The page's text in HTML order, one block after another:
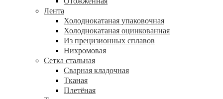
Лента
Холоднокатаная упаковочная
Холоднокатаная оцинкованная
Из прецизионных сплавов
Нихромовая
Сетка стальная
Сварная кладочная
Тканая
Плетёная